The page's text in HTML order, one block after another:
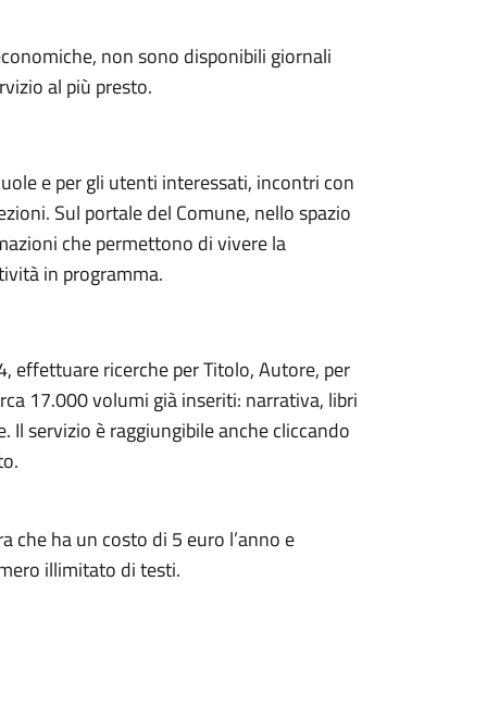
non sono disponibili giornali
al più presto.
e per gli utenti interessati, incontri con
Sul portale del Comune, nello spazio
che permettono di vivere la
in programma.
effettuare ricerche per Titolo, Autore, per
17.000 volumi già inseriti: narrativa, libri
Il servizio è raggiungibile anche cliccando
che ha un costo di 5 euro l’anno e
illimitato di testi.